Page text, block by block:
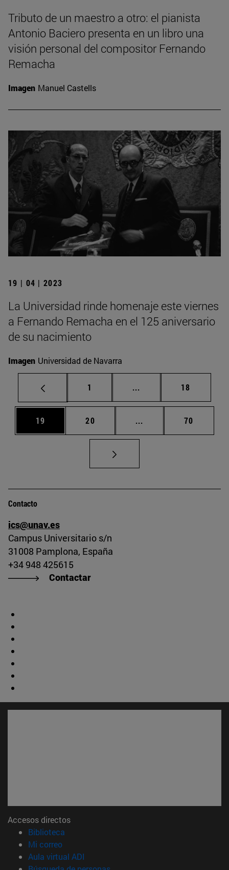
Tributo de un maestro a otro: el pianista
Antonio Baciero presenta en un libro una
visión personal del compositor Fernando
Remacha
Imagen Manuel Castells
19 | 04 | 2023
La Universidad rinde homenaje este viernes
a Fernando Remacha en el 125 aniversario
de su nacimiento
Imagen Universidad de Navarra
Página
1 ... Páginas intermedias
Página
18
Página
19 Página
20 ... Páginas intermedias
Página
70
Contacto
ics@unav.es
Campus Universitario s/n
31008 Pamplona, España
+34 948 425615
Contactar
Accesos directos
Biblioteca
Mi correo(abre en nueva ventana)
Aula virtual ADI